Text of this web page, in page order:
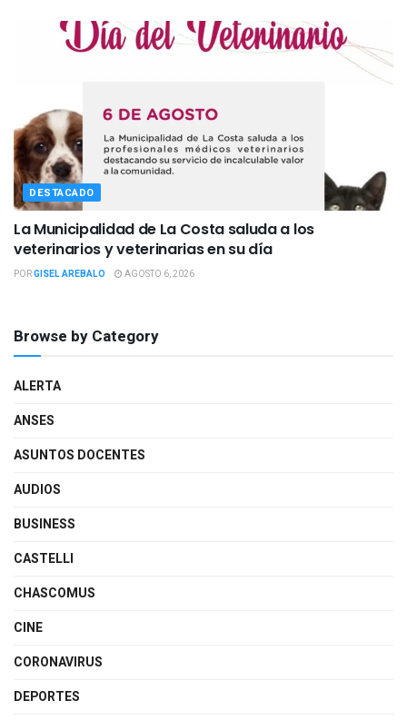
DESTACADO
La Municipalidad de La Costa saluda a los
veterinarios y veterinarias en su día
PORGISEL AREBALO AGOSTO 6, 2026
Browse by Category
ALERTA
ANSES
ASUNTOS DOCENTES
AUDIOS
BUSINESS
CASTELLI
CHASCOMUS
CINE
CORONAVIRUS
DEPORTES